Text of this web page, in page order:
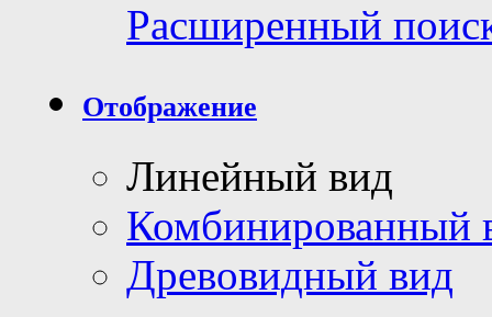
Расширенный
Отображение
Линейный вид
Комбинированный
Древовидный вид